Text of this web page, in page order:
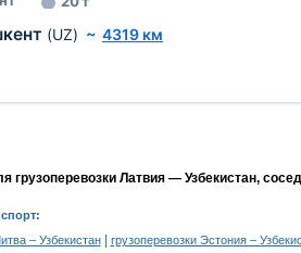
(UZ) ~ 4319 км
грузоперевозки Латвия — Узбекистан,
– Узбекистан|
грузоперевозки Эстония –